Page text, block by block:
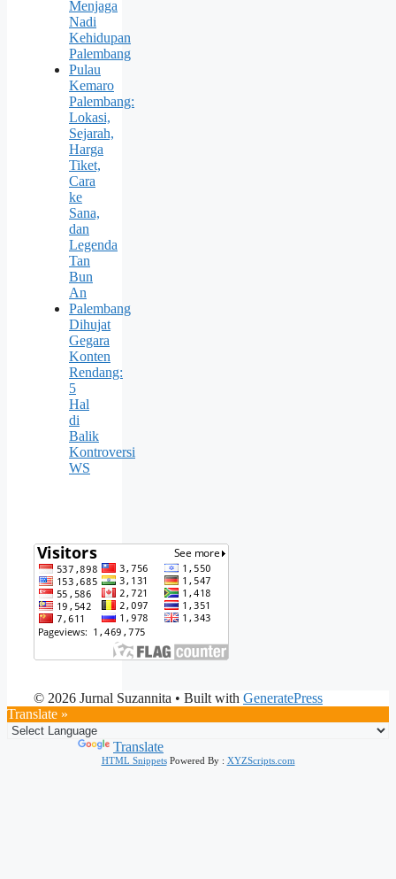
Menjaga
Nadi
Kehidupan
Palembang
Pulau
Kemaro
Palembang:
Lokasi,
Sejarah,
Harga
Tiket,
Cara
ke
Sana,
dan
Legenda
Tan
Bun
An
Palembang
Dihujat
Gegara
Konten
Rendang:
5
Hal
di
Balik
Kontroversi
WS
© 2026 Jurnal Suzannita • Built with GeneratePress
Translate »
Translate
HTML SnippetsPowered By : XYZScripts.com